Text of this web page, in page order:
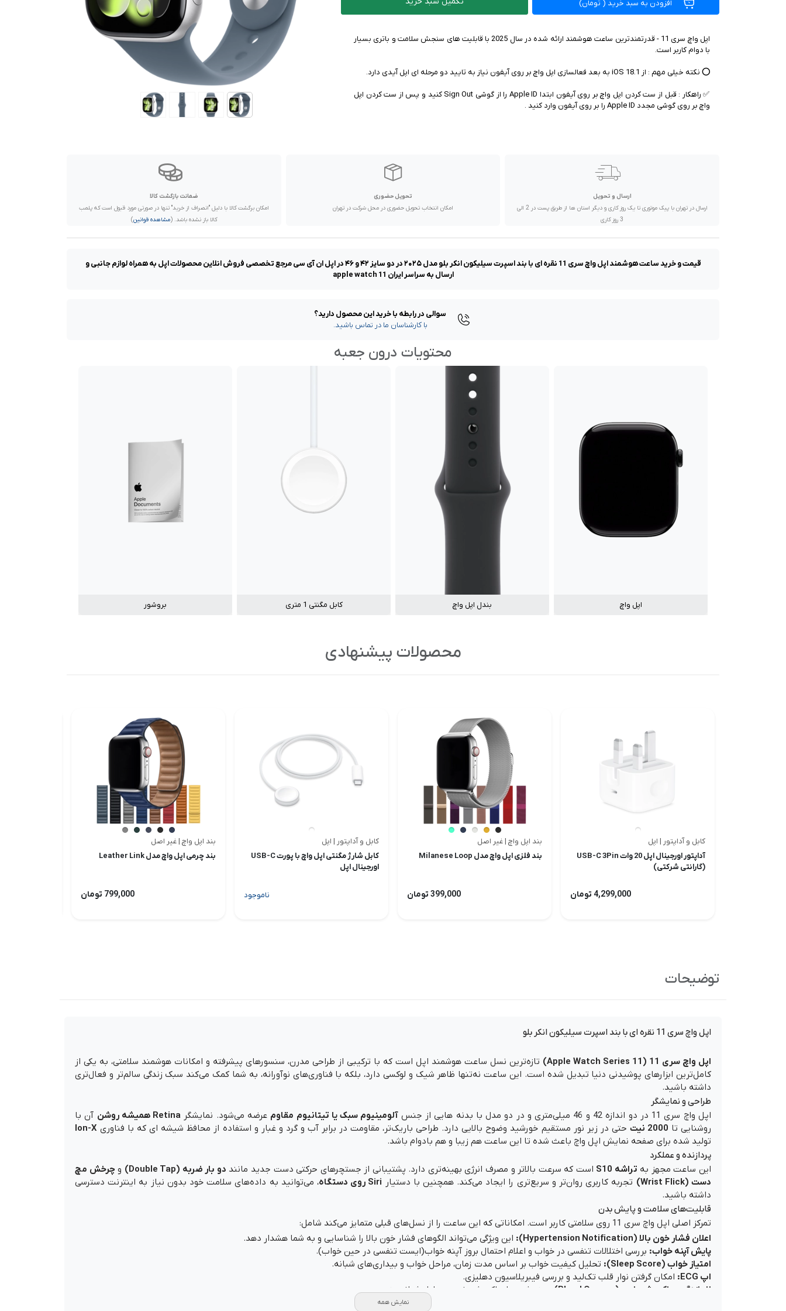
صدا و تصویر
محصولات کارکرده
خواندنی ها
افزودن به سبد خرید( تومان)
اپل واچ سری 11 - قدرتمند‌ترین ساعت هوشمند ارائه شده در سال 2025 با قابلیت های سنجش سلامت و باتری بسیار
✅ راهکار : قبل از ست کردن اپل واچ بر روی آیفون ابتدا Apple ID را از گوشی Sign Out کنید و پس از ست کردن اپل
واچ بر روی گوشی مجدد Apple ID را بر روی آیفون وارد کنید .
ارسال و تحویل
ارسال در تهران با پیک موتوری تا یک روز کاری و دیگر استان ها از طریق پست در 2 الی
3 روز کاری
تحویل حضوری
امکان انتخاب تحویل حضوری در محل شرکت در تهران
ضمانت بازگشت کالا
امکان برگشت کالا با دلیل "انصراف از خرید" تنها در صورتی مورد قبول است که پلمب
کالا باز نشده باشد. (مشاهده قوانین)
قیمت و خرید ساعت هوشمند اپل واچ سری 11 نقره ای با بند اسپرت سیلیکون انکر بلو مدل ۲۰۲۵ در دو سایز ۴۲ و ۴۶ در اپل ان آی سی مرجع تخصصی فروش انلاین محصولات اپل به همراه لوازم جانبی و
ارسال به سراسر ایران apple watch 11
سوالی در رابطه با خرید این محصول دارید؟
با کارشناسان ما در تماس باشید.
محتویات درون جعبه
اپل واچ بندل اپل واچ کابل مگنتی 1 متری بروشور
محصولات پیشنهادی
کابل و آداپتور | اپل
آداپتور اورجینال اپل 20 وات USB-C 3Pin
(گارانتی شرکتی)
4,299,000 تومان
بند اپل واچ | غیر اصل
بند فلزی اپل واچ مدل Milanese Loop
399,000 تومان
کابل و آداپتور | اپل
کابل شارژ مگنتی اپل واچ با پورت USB-C
اورجینال اپل
ناموجود
بند اپل واچ | غیر اصل
بند چرمی اپل واچ مدل Leather Link
799,000 تومان
توضیحات
اپل واچ سری 11 نقره ای با بند اسپرت سیلیکون انکر بلو
اپل واچ سری 11 ( Apple Watch Series 11
) تازه‌ترین نسل ساعت هوشمند اپل است که با ترکیبی از طراحی مدرن، سنسورهای پیشرفته و امکانات هوشمند سلامتی، به یکی از
کامل‌ترین ابزارهای پوشیدنی دنیا تبدیل شده است. این ساعت نه‌تنها ظاهر شیک و لوکسی دارد، بلکه با فناوری‌های نوآورانه، به شما کمک می‌کند سبک زندگی سالم‌تر و فعال‌تری
داشته باشید.
طراحی و نمایشگر
اپل واچ سری 11 در دو اندازه 42 و 46 میلی‌متری و در دو مدل با بدنه هایی از جنس
آلومینیوم سبک یا تیتانیوم مقاوم عرضه می‌شود. نمایشگر Retina همیشه روشن
آن با
روشنایی تا 2000 نیت حتی در زیر نور مستقیم خورشید وضوح بالایی دارد. طراحی باریک‌تر، مقاومت در برابر آب و گرد و غبار و استفاده از محافظ شیشه ای که با فناوری Ion-X
تولید شده برای صفحه نمایش اپل واچ باعث شده تا این ساعت هم زیبا و هم بادوام باشد.
پردازنده و عملکرد
این ساعت مجهز به تراشه S10 است که سرعت بالاتر و مصرف انرژی بهینه‌تری دارد. پشتیبانی از جستچرهای حرکتی دست جدید مانند دو بار ضربه (Double Tap) وچرخش مچ
دست (Wrist Flick)
تجربه کاربری روان‌تر و سریع‌تری را ایجاد می‌کند. همچنین با دستیار Siri روی دستگاه
، می‌توانید به داده‌های سلامت خود بدون نیاز به اینترنت دسترسی
داشته باشید.
قابلیت‌های سلامت و پایش بدن
تمرکز اصلی اپل واچ سری 11 روی سلامتی کاربر است. امکاناتی که این ساعت را از نسل‌های قبلی متمایز می‌کند شامل:
اعلان فشار خون بالا (Hypertension Notification):
این ویژگی می‌تواند الگوهای فشار خون بالا را شناسایی و به شما هشدار دهد.
پایش آپنه خواب: بررسی اختلالات تنفسی در خواب و اعلام احتمال بروز آپنه خواب(ایست تنفسی در حین خواب).
امتیاز خواب (Sleep Score):
تحلیل کیفیت خواب بر اساس مدت زمان، مراحل خواب و بیداری‌های شبانه.
اپ ECG:
امکان گرفتن نوار قلب تک‌لید و بررسی فیبریلاسیون دهلیزی.
اندازه‌گیری اکسیژن خون (Blood Oxygen):
سنجش سطح اکسیژن خون در طول شبانه‌روز.
نمایش سریع شاخص‌های کلیدی بدن شامل ضربان قلب، دمای مچ دست، تنفس و الگوهای خواب به صورت یکپارچه روی آیفون و اپل واچ.
نمایش همه